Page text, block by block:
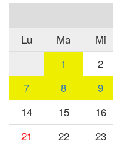
Lu
Ma Mi
1
2
7
8 9
14
15 16
21
22 23